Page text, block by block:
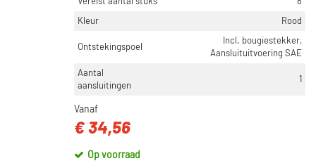
Kleur
Rood
Ontstekingspoel
Incl. bougiestekker,
Aansluituitvoering SAE
Aantal
aansluitingen
1
Vanaf
€ 34,56
Op voorraad